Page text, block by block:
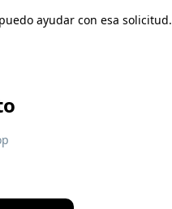
ayudar con esa solicitud.